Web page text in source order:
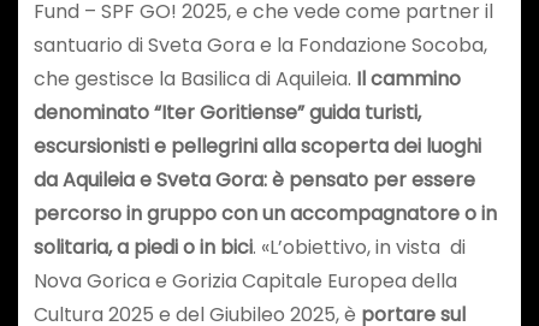
Fund – SPF GO! 2025, e che vede come partner il
santuario di Sveta Gora e la Fondazione Socoba,
che gestisce la Basilica di Aquileia. Il cammino
denominato “Iter Goritiense” guida turisti,
escursionisti e pellegrini alla scoperta dei luoghi
da Aquileia e Sveta Gora: è pensato per essere
percorso in gruppo con un accompagnatore o in
solitaria, a piedi o in bici. «L’obiettivo, in vista di
Nova Gorica e Gorizia Capitale Europea della
Cultura 2025 e del Giubileo 2025, è portare sul